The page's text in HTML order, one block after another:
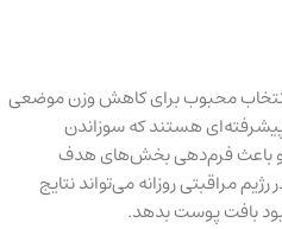
انتخاب محبوب برای کاهش وزن موضعی
هستند که سوزاندن
و باعث فرم‌دهی بخش‌های هدف
مراقبتی روزانه می‌تواند نتایج
بافت پوست بدهد.